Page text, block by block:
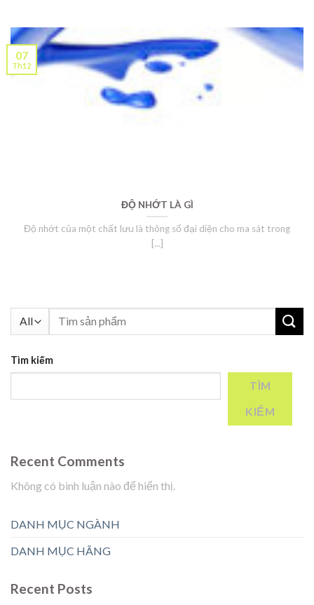
ĐỘ NHỚT LÀ GÌ
Độ nhớt của một chất lưu là thông số đại diện cho ma sát trong
[...]
07
Th12
Tìm
Tìm kiếm
TÌM
KIẾM
Recent Comments
Không có bình luận nào để hiển thị.
DANH MỤC NGÀNH
DANH MỤC HÃNG
Recent Posts